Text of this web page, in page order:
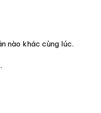
nào khác cùng lúc.